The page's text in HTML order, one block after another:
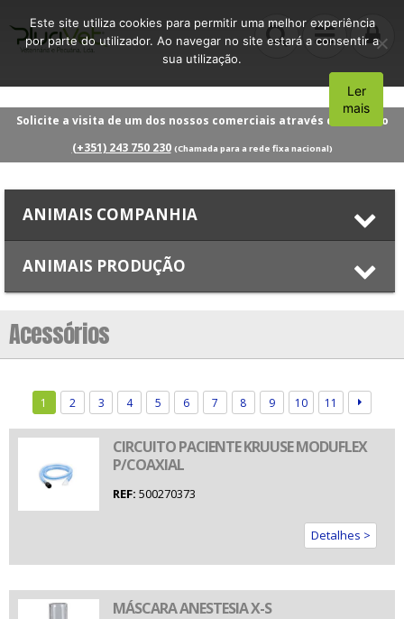
Solicite a visita de um dos nossos comerciais através do número
(+351) 243 750 230 (Chamada para a rede fixa nacional)
ANIMAIS COMPANHIA
ANIMAIS PRODUÇÃO
Acessórios
1 2 3 4 5 6 7 8 9 10 11
CIRCUITO PACIENTE KRUUSE MODUFLEX
P/COAXIAL
REF: 500270373
Detalhes >
MÁSCARA ANESTESIA X-S
Este site utiliza cookies para permitir uma melhor experiência
por parte do utilizador. Ao navegar no site estará a consentir a
sua utilização.
Aceito
Ler
mais